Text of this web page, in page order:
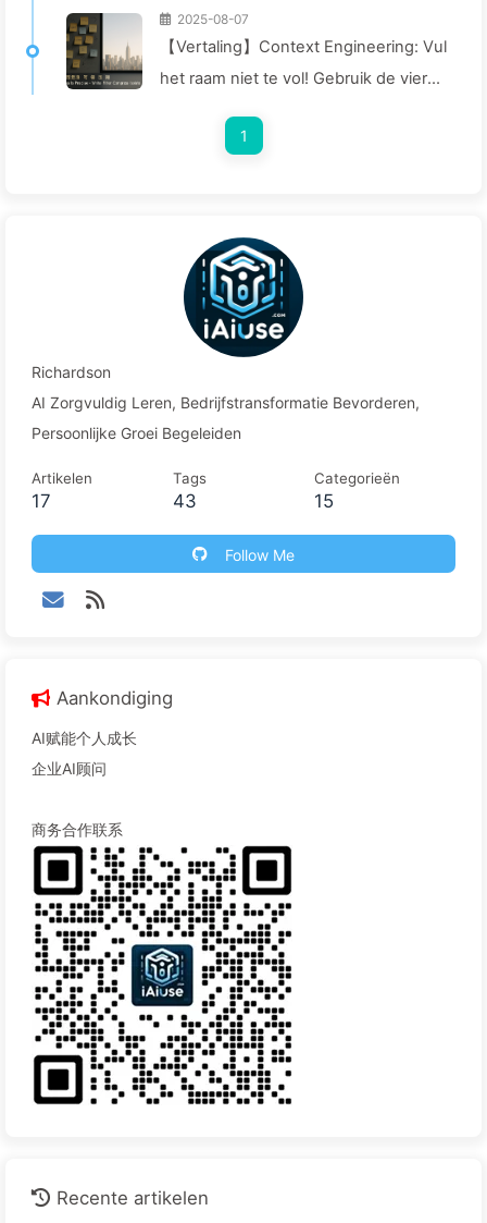
2025-08-07
【Vertaling】Context Engineering: Vul
het raam niet te vol! Gebruik de vier
comprimeren en isoleren, houd ruis
1
Richardson
AI Zorgvuldig Leren, Bedrijfstransformatie Bevorderen,
Persoonlijke Groei Begeleiden
Artikelen
17
Tags
43
Categorieën
15
Follow Me
Aankondiging
AI赋能个人成长
企业AI顾问
商务合作联系
Recente artikelen